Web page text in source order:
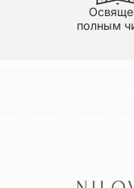
полным